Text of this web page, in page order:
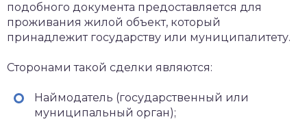
подобного документа предоставляется для
проживания жилой объект, который
принадлежит государству или муниципалитету.
Сторонами такой сделки являются:
Наймодатель (государственный или
муниципальный орган);